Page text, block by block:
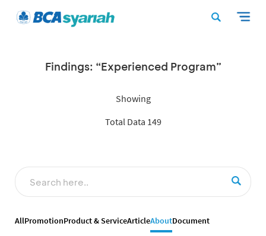
Findings: “Experienced Program”
Showing
Total Data 149
AllPromotionProduct & ServiceArticleAboutDocument